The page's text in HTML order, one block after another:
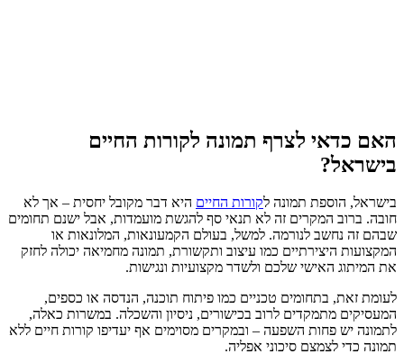
האם כדאי לצרף תמונה לקורות החיים
בישראל?
בישראל, הוספת תמונה לקורות החיים היא דבר מקובל יחסית – אך לא
חובה. ברוב המקרים זה לא תנאי סף להגשת מועמדות, אבל ישנם תחומים
שבהם זה נחשב לנורמה. למשל, בעולם הקמעונאות, המלונאות או
המקצועות היצירתיים כמו עיצוב ותקשורת, תמונה מחמיאה יכולה לחזק
את המיתוג האישי שלכם ולשדר מקצועיות ונגישות.
לעומת זאת, בתחומים טכניים כמו פיתוח תוכנה, הנדסה או כספים,
המעסיקים מתמקדים לרוב בכישורים, ניסיון והשכלה. במשרות כאלה,
לתמונה יש פחות השפעה – ובמקרים מסוימים אף יעדיפו קורות חיים ללא
תמונה כדי לצמצם סיכוני אפליה.